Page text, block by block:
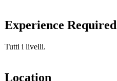
Experience Required
Tutti i livelli.
Location